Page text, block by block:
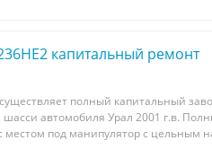
капитальный ремонт
полный капитальный
шасси автомобиля Урал 2001 г.в.
местом под манипулятор с цельным